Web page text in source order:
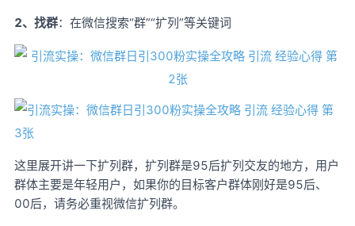
2、找群：在微信搜索“群”“扩列”等关键词
这里展开讲一下扩列群，扩列群是95后扩列交友的地方，用户
群体主要是年轻用户，如果你的目标客户群体刚好是95后、
00后，请务必重视微信扩列群。